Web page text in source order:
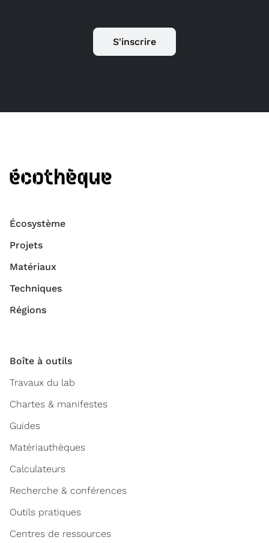
S'inscrire
Écosystème
Projets
Matériaux
Techniques
Régions
Boîte à outils
Travaux du lab
Chartes & manifestes
Guides
Matériauthèques
Calculateurs
Recherche & conférences
Outils pratiques
Centres de ressources